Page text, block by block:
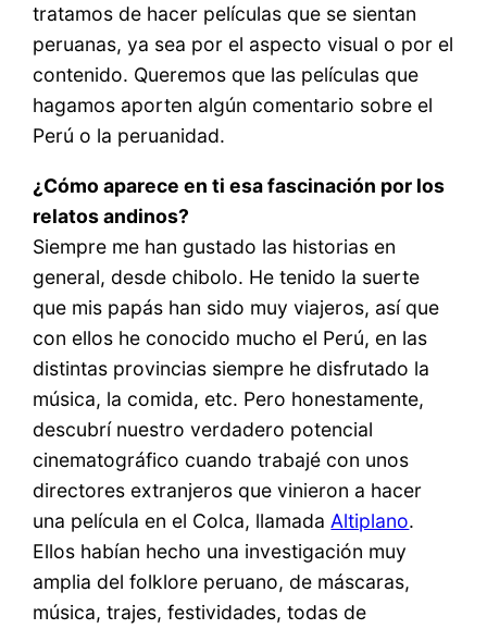
tratamos de hacer películas que se sientan
peruanas, ya sea por el aspecto visual o por el
contenido. Queremos que las películas que
hagamos aporten algún comentario sobre el
Perú o la peruanidad.
¿Cómo aparece en ti esa fascinación por los
relatos andinos?
Siempre me han gustado las historias en
general, desde chibolo. He tenido la suerte
que mis papás han sido muy viajeros, así que
con ellos he conocido mucho el Perú, en las
distintas provincias siempre he disfrutado la
música, la comida, etc. Pero honestamente,
descubrí nuestro verdadero potencial
cinematográfico cuando trabajé con unos
directores extranjeros que vinieron a hacer
una película en el Colca, llamada Altiplano.
Ellos habían hecho una investigación muy
amplia del folklore peruano, de máscaras,
música, trajes, festividades, todas de